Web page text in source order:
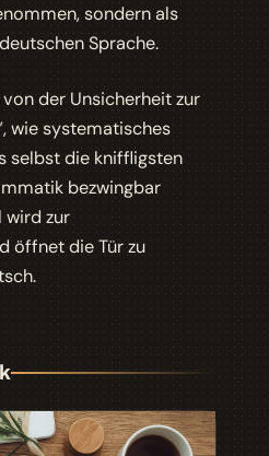
sondern als
Sprache.
der Unsicherheit zur
wie systematisches
selbst die kniffligsten
bezwingbar
wird zur
öffnet die Tür zu